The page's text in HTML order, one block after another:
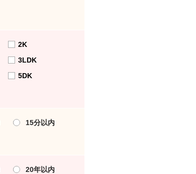
2K
3LDK
5DK
15分以内
20年以内